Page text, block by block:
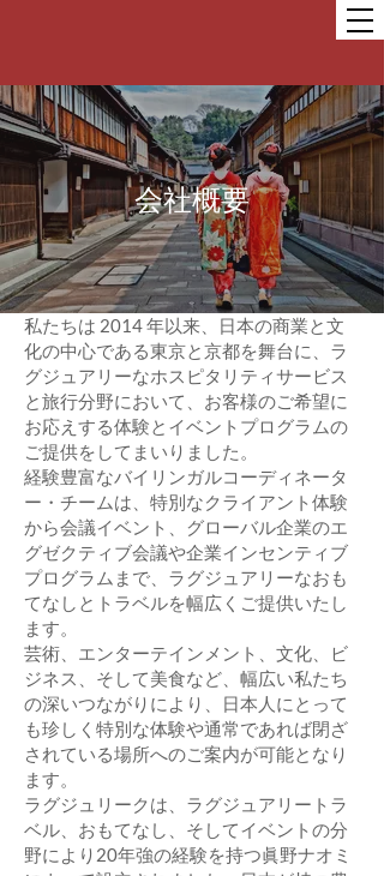
会社概要
私たちは 2014 年以来、日本の商業と文
化の中心である東京と京都を舞台に、ラ
グジュアリーなホスピタリティサービス
と旅行分野において、お客様のご希望に
お応えする体験とイベントプログラムの
ご提供をしてまいりました。
経験豊富なバイリンガルコーディネータ
ー・チームは、特別なクライアント体験
から会議イベント、グローバル企業のエ
グゼクティブ会議や企業インセンティブ
プログラムまで、ラグジュアリーなおも
てなしとトラベルを幅広くご提供いたし
ます。
芸術、エンターテインメント、文化、ビ
ジネス、そして美食など、幅広い私たち
の深いつながりにより、日本人にとって
も珍しく特別な体験や通常であれば閉ざ
されている場所へのご案内が可能となり
ます。
ラグジュリークは、ラグジュアリートラ
ベル、おもてなし、そしてイベントの分
野により20年強の経験を持つ眞野ナオミ